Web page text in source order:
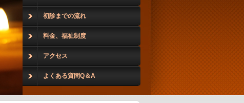
初診までの流れ
料金、福祉制度
アクセス
よくある質問Q＆A